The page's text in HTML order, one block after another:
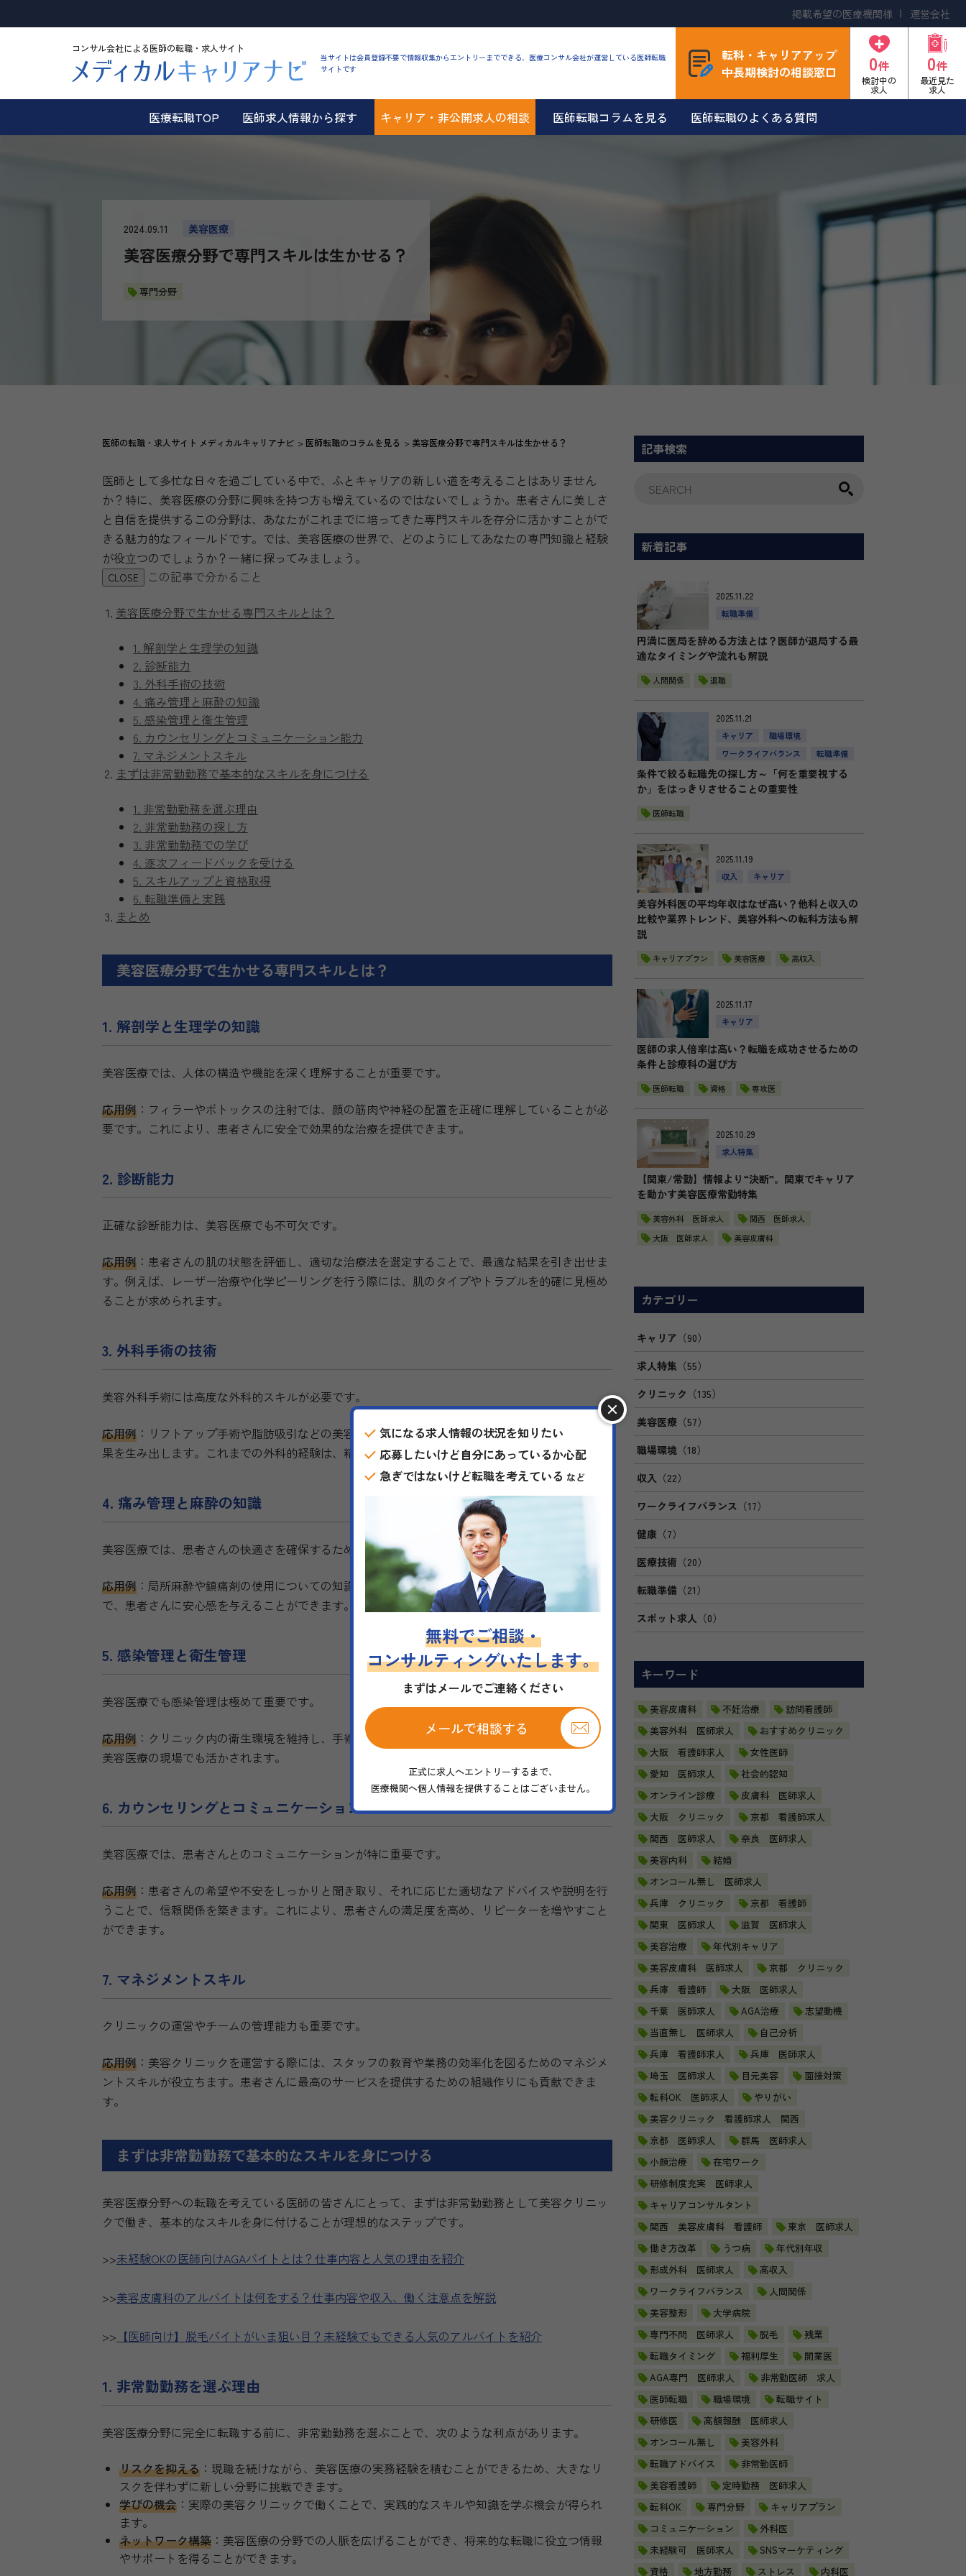
掲載希望の医療機関様 運営会社
コンサル会社による医師の転職・求人サイト
当サイトは会員登録不要で情報収集からエントリーまでできる、医療コンサル会社が運営している医師転職
サイトです
転科・キャリアアップ
中長期検討の相談窓口
0件
検討中の
求人
0件
最近見た
求人
医療転職TOP 医師求人情報から探す キャリア・非公開求人の相談 医師転職コラムを見る 医師転職のよくある質問
2024.09.11 美容医療
美容医療分野で専門スキルは生かせる？
専門分野
医師の転職・求人サイト メディカルキャリアナビ 医師転職のコラムを見る 美容医療分野で専門スキルは生かせる？
医師として多忙な日々を過ごしている中で、ふとキャリアの新しい道を考えることはありません
か？特に、美容医療の分野に興味を持つ方も増えているのではないでしょうか。患者さんに美しさ
と自信を提供するこの分野は、あなたがこれまでに培ってきた専門スキルを存分に活かすことがで
きる魅力的なフィールドです。では、美容医療の世界で、どのようにしてあなたの専門知識と経験
が役立つのでしょうか？一緒に探ってみましょう。
CLOSE この記事で分かること
美容医療分野で生かせる専門スキルとは？
1. 解剖学と生理学の知識
2. 診断能力
3. 外科手術の技術
4. 痛み管理と麻酔の知識
5. 感染管理と衛生管理
6. カウンセリングとコミュニケーション能力
7. マネジメントスキル
まずは非常勤勤務で基本的なスキルを身につける
1. 非常勤勤務を選ぶ理由
2. 非常勤勤務の探し方
3. 非常勤勤務での学び
4. 逐次フィードバックを受ける
5. スキルアップと資格取得
6. 転職準備と実践
まとめ
美容医療分野で生かせる専門スキルとは？
1. 解剖学と生理学の知識
美容医療では、人体の構造や機能を深く理解することが重要です。
応用例 ：フィラーやボトックスの注射では、顔の筋肉や神経の配置を正確に理解していることが必
要です。これにより、患者さんに安全で効果的な治療を提供できます。
2. 診断能力
正確な診断能力は、美容医療でも不可欠です。
応用例 ：患者さんの肌の状態を評価し、適切な治療法を選定することで、最適な結果を引き出せま
す。例えば、レーザー治療や化学ピーリングを行う際には、肌のタイプやトラブルを的確に見極め
ることが求められます。
3. 外科手術の技術
美容外科手術には高度な外科的スキルが必要です。
応用例 ：リフトアップ手術や脂肪吸引などの美容外科手術では、繊細な手術技術が自然で美しい結
果を生み出します。これまでの外科的経験は、精密な施術を行う際に非常に役立ちます。
4. 痛み管理と麻酔の知識
美容医療では、患者さんの快適さを確保するために痛み管理が重要です。
応用例 ：局所麻酔や鎮痛剤の使用についての知識を活かし、施術中の痛みを最小限に抑えること
で、患者さんに安心感を与えることができます。
5. 感染管理と衛生管理
美容医療でも感染管理は極めて重要です。
応用例 ：クリニック内の衛生環境を維持し、手術後の感染リスクを低減するための知識と経験が、
美容医療の現場でも活かされます。
6. カウンセリングとコミュニケーション能力
美容医療では、患者さんとのコミュニケーションが特に重要です。
応用例 ：患者さんの希望や不安をしっかりと聞き取り、それに応じた適切なアドバイスや説明を行
うことで、信頼関係を築きます。これにより、患者さんの満足度を高め、リピーターを増やすこと
ができます。
7. マネジメントスキル
クリニックの運営やチームの管理能力も重要です。
応用例 ：美容クリニックを運営する際には、スタッフの教育や業務の効率化を図るためのマネジメ
ントスキルが役立ちます。患者さんに最高のサービスを提供するための組織作りにも貢献できま
す。
まずは非常勤勤務で基本的なスキルを身につける
美容医療分野への転職を考えている医師の皆さんにとって、まずは非常勤勤務として美容クリニッ
クで働き、基本的なスキルを身に付けることが理想的なステップです。
>>未経験OKの医師向けAGAバイトとは？仕事内容と人気の理由を紹介
>>美容皮膚科のアルバイトは何をする？仕事内容や収入、働く注意点を解説
>> 【医師向け】脱毛バイトがいま狙い目？未経験でもできる人気のアルバイトを紹介
1. 非常勤勤務を選ぶ理由
美容医療分野に完全に転職する前に、非常勤勤務を選ぶことで、次のような利点があります。
リスクを抑える ：現職を続けながら、美容医療の実務経験を積むことができるため、大きなリ
スクを伴わずに新しい分野に挑戦できます。
学びの機会 ：実際の美容クリニックで働くことで、実践的なスキルや知識を学ぶ機会が得られ
ます。
ネットワーク構築 ：美容医療の分野での人脈を広げることができ、将来的な転職に役立つ情報
やサポートを得ることができます。
記事検索
新着記事
2025.11.22
転職準備
円満に医局を辞める方法とは？医師が退局する最
適なタイミングや流れも解説
人間関係 退職
2025.11.21
キャリア
職場環境
ワークライフバランス
転職準備
条件で絞る転職先の探し方～「何を重要視する
か」をはっきりさせることの重要性
医師転職
2025.11.19
収入 キャリア
美容外科医の平均年収はなぜ高い？他科と収入の
比較や業界トレンド、美容外科への転科方法も解
説
キャリアプラン 美容医療 高収入
2025.11.17
キャリア
医師の求人倍率は高い？転職を成功させるための
条件と診療科の選び方
医師転職 資格 専攻医
2025.10.29
求人特集
【関東/常勤】情報より“決断”。関東でキャリア
を動かす美容医療常勤特集
美容外科 医師求人
関西 医師求人
大阪 医師求人
美容皮膚科
カテゴリー
キャリア （90）
求人特集 （55）
クリニック （135）
美容医療 （57）
職場環境 （18）
収入 （22）
ワークライフバランス （17）
健康 （7）
医療技術 （20）
転職準備 （21）
スポット求人 （0）
キーワード
美容皮膚科 不妊治療
訪問看護師
美容外科 医師求人
おすすめクリニック
大阪 看護師求人
女性医師
愛知 医師求人
社会的認知
オンライン診療
皮膚科 医師求人
大阪 クリニック
京都 看護師求人
関西 医師求人
奈良 医師求人
美容内科
結婚
オンコール無し 医師求人
兵庫 クリニック
京都 看護師
関東 医師求人
滋賀 医師求人
美容治療
年代別キャリア
美容皮膚科 医師求人
京都 クリニック
兵庫 看護師
大阪 医師求人
千葉 医師求人
AGA治療
志望動機
当直無し 医師求人
自己分析
兵庫 看護師求人
兵庫 医師求人
埼玉 医師求人
目元美容
面接対策
転科OK 医師求人
やりがい
美容クリニック 看護師求人 関西
京都 医師求人
群馬 医師求人
小顔治療
在宅ワーク
研修制度充実 医師求人
キャリアコンサルタント
関西 美容皮膚科 看護師
東京 医師求人
働き方改革
うつ病
年代別年収
形成外科 医師求人
高収入
ワークライフバランス
人間関係
美容整形
大学病院
専門不問 医師求人
脱毛
残業
転職タイミング
福利厚生
開業医
AGA専門 医師求人
非常勤医師 求人
医師転職
職場環境
転職サイト
研修医
高額報酬 医師求人
オンコール無し
美容外科
転職アドバイス
非常勤医師
美容看護師
定時勤務 医師求人
転科OK
専門分野
キャリアプラン
コミュニケーション
外科医
未経験可 医師求人
SNSマーケティング
資格
地方勤務 ストレス 内科医
気になる求人情報の状況を知りたい
応募したいけど自分にあっているか心配
急ぎではないけど転職を考えている など
無料でご相談・
コンサルティングいたします。
まずはメールでご連絡ください
メールで相談する
正式に求人へエントリーするまで、
医療機関へ個人情報を提供することはございません。